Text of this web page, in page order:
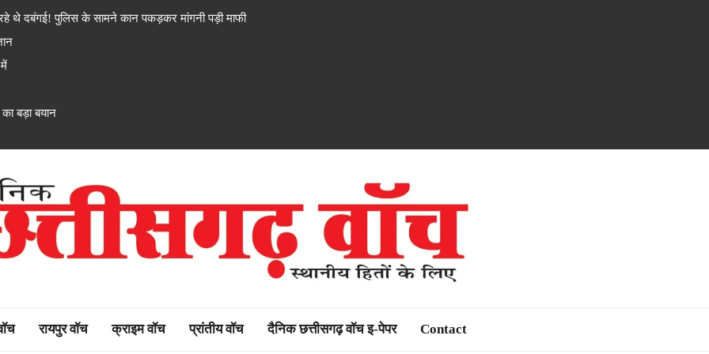
थे दबंगई! पुलिस के सामने कान पकड़कर मांगनी पड़ी माफी
बड़ा बयान
watch
रायपुर वॉच क्राइम वॉच प्रांतीय वॉच दैनिक छत्तीसगढ़ वॉच इ-पेपर Contact